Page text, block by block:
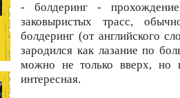
- болдеринг -
заковыристых трасс,
болдеринг (от английского
зародился как лазание по
можно не только вверх, но
интересная.